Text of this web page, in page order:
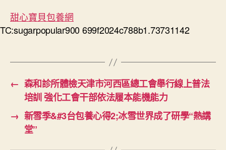
甜心寶貝包養網
TC:sugarpopular900 699f2024c788b1.73731142
← 森和診所體檢天津市河西區總工會舉行線上普法
培訓 強化工會干部依法履本能機能力
→ 新雪季&#3台包養心得2;冰雪世界成了研學“熱講
堂”